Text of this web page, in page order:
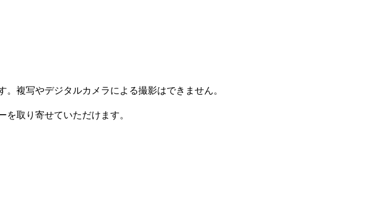
複写やデジタルカメラによる撮影はできません。
取り寄せていただけます。